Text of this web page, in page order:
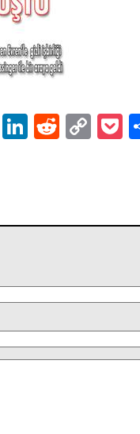
EmailLinkedIn
Reddit